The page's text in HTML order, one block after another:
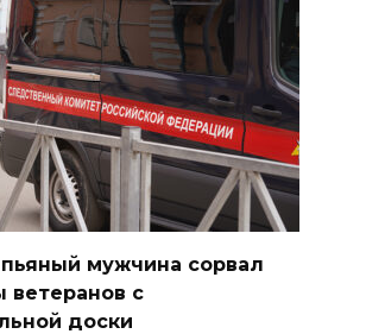
мужчина сорвал
ветеранов с
доски